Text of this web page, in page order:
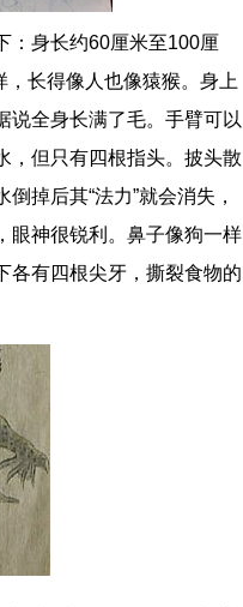
：身长约60厘米至100厘
长得像人也像猿猴。身上
说全身长满了毛。手臂可以
，但只有四根指头。披头散
掉后其“法力”就会消失，
眼神很锐利。鼻子像狗一样
各有四根尖牙，撕裂食物的